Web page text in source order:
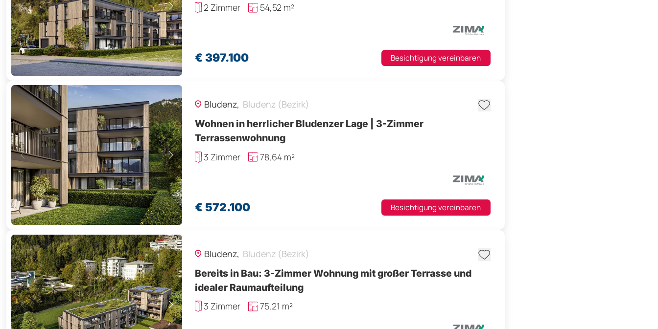
2 Zimmer
54,52 m²
€ 397.100 Besichtigung vereinbaren
Bludenz, Bludenz (Bezirk)
Wohnen in herrlicher Bludenzer Lage | 3-Zimmer
Terrassenwohnung
3 Zimmer
78,64 m²
€ 572.100 Besichtigung vereinbaren
Bludenz, Bludenz (Bezirk)
Bereits in Bau: 3-Zimmer Wohnung mit großer Terrasse und
idealer Raumaufteilung
3 Zimmer
75,21 m²